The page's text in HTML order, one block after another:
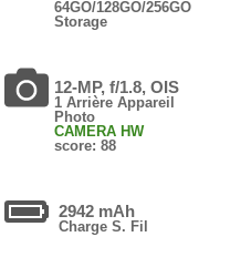
64GO/128GO/256GO
Storage
12-MP, f/1.8, OIS
1 Arrière Appareil
Photo
CAMERA HW
score: 88
2942 mAh
Charge S. Fil